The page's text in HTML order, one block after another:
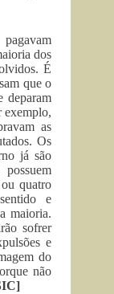
pagavam
dos
É
que o
deparam
exemplo,
as
Os
já são
quatro
e
maioria.
sofrer
e
do
não